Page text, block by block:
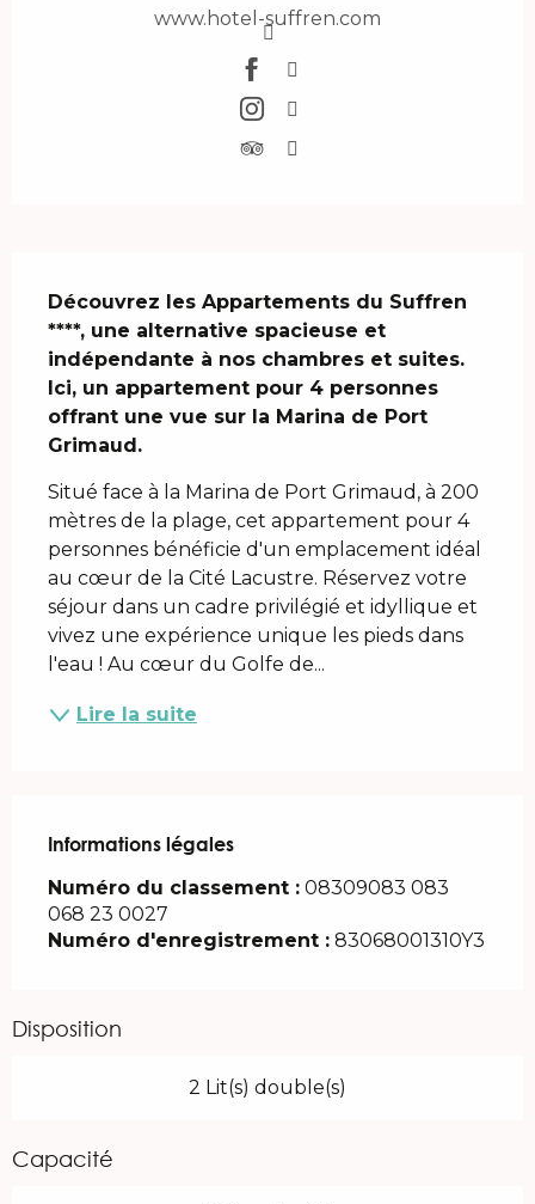
www.hotel-suffren.com
Découvrez les Appartements du Suffren
****, une alternative spacieuse et
indépendante à nos chambres et suites.
Ici, un appartement pour 4 personnes
offrant une vue sur la Marina de Port
Grimaud.
Situé face à la Marina de Port Grimaud, à 200
mètres de la plage, cet appartement pour 4
personnes bénéficie d'un emplacement idéal
au cœur de la Cité Lacustre. Réservez votre
séjour dans un cadre privilégié et idyllique et
vivez une expérience unique les pieds dans
l'eau ! Au cœur du Golfe de...
Lire la suite
Informations légales
Informations légales
Numéro du classement : 08309083 083
068 23 0027
Numéro d'enregistrement : 83068001310Y3
Disposition
2 Lit(s) double(s)
Capacité